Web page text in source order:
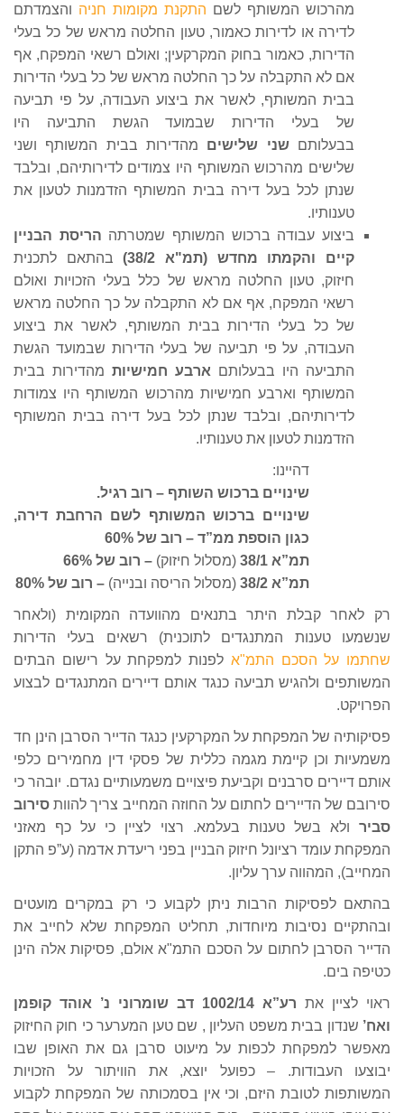
מהרכוש המשותף לשם התקנת מקומות חניה והצמדתם
לדירה או לדירות כאמור, טעון החלטה מראש של כל בעלי
הדירות, כאמור בחוק המקרקעין; ואולם רשאי המפקח, אף
אם לא התקבלה על כך החלטה מראש של כל בעלי הדירות
בבית המשותף, לאשר את ביצוע העבודה, על פי תביעה
של בעלי הדירות שבמועד הגשת התביעה היו
בבעלותםשני שלישים מהדירות בבית המשותף ושני
שלישים מהרכוש המשותף היו צמודים לדירותיהם, ובלבד
שנתן לכל בעל דירה בבית המשותף הזדמנות לטעון את
טענותיו.
ביצוע עבודה ברכוש המשותף שמטרתה הריסת הבניין
קיים והקמתו מחדש (תמ"א 38/2)
בהתאם לתכנית
חיזוק, טעון החלטה מראש של כלל בעלי הזכויות ואולם
רשאי המפקח, אף אם לא התקבלה על כך החלטה מראש
של כל בעלי הדירות בבית המשותף, לאשר את ביצוע
העבודה, על פי תביעה של בעלי הדירות שבמועד הגשת
התביעה היו בבעלותם ארבע חמישיות מהדירות בבית
המשותף וארבע חמישיות מהרכוש המשותף היו צמודות
לדירותיהם, ובלבד שנתן לכל בעל דירה בבית המשותף
הזדמנות לטעון את טענותיו.
דהיינו:
שינויים ברכוש השותף – רוב רגיל.
שינויים ברכוש המשותף לשם הרחבת דירה,
כגון הוספת ממ”ד – רוב של 60%
תמ”א 38/1
(מסלול חיזוק) – רוב של 66%
תמ”א 38/2
(מסלול הריסה ובנייה) – רוב של 80%
רק לאחר קבלת היתר בתנאים מהוועדה המקומית (ולאחר
שנשמעו טענות המתנגדים לתוכנית) רשאים בעלי הדירות
שחתמו על הסכם התמ"א לפנות למפקחת על רישום הבתים
המשותפים ולהגיש תביעה כנגד אותם דיירים המתנגדים לבצוע
הפרויקט.
פסיקותיה של המפקחת על המקרקעין כנגד הדייר הסרבן הינן חד
משמעיות וכן קיימת מגמה כללית של פסקי דין מחמירים כלפי
אותם דיירים סרבנים וקביעת פיצויים משמעותיים נגדם. יובהר כי
סירובם של הדיירים לחתום על החוזה המחייב צריך להוות סירוב
סביר ולא בשל טענות בעלמא. רצוי לציין כי על כף מאזני
המפקחת עומד רציונל חיזוק הבניין בפני ריעדת אדמה (ע”פ התקן
המחייב), המהווה ערך עליון.
בהתאם לפסיקות הרבות ניתן לקבוע כי רק במקרים מועטים
ובהתקיים נסיבות מיוחדות, תחליט המפקחת שלא לחייב את
הדייר הסרבן לחתום על הסכם התמ"א אולם, פסיקות אלה הינן
כטיפה בים.
ראוי לציין את
רע”א 1002/14 דב שומרוני נ’ אוהד קופמן
ואח’ שנדון בבית משפט העליון , שם טען המערער כי חוק החיזוק
מאפשר למפקחת לכפות על מיעוט סרבן גם את האופן שבו
יבוצעו העבודות. – כפועל יוצא, את הוויתור על הזכויות
המשותפות לטובת היזם, וכי אין בסמכותה של המפקחת לקבוע